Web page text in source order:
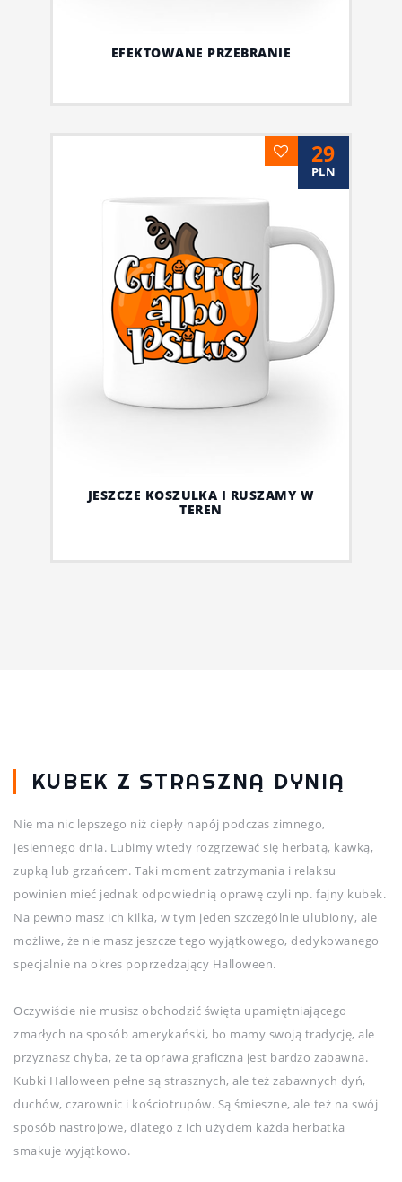
EFEKTOWANE PRZEBRANIE
29
PLN
JESZCZE KOSZULKA I RUSZAMY W
TEREN
KUBEK Z STRASZNĄ DYNIĄ
Nie ma nic lepszego niż ciepły napój podczas zimnego,
jesiennego dnia. Lubimy wtedy rozgrzewać się herbatą, kawką,
zupką lub grzańcem. Taki moment zatrzymania i relaksu
powinien mieć jednak odpowiednią oprawę czyli np. fajny kubek.
Na pewno masz ich kilka, w tym jeden szczególnie ulubiony, ale
możliwe, że nie masz jeszcze tego wyjątkowego, dedykowanego
specjalnie na okres poprzedzający Halloween.
Oczywiście nie musisz obchodzić święta upamiętniającego
zmarłych na sposób amerykański, bo mamy swoją tradycję, ale
przyznasz chyba, że ta oprawa graficzna jest bardzo zabawna.
Kubki Halloween pełne są strasznych, ale też zabawnych dyń,
duchów, czarownic i kościotrupów. Są śmieszne, ale też na swój
sposób nastrojowe, dlatego z ich użyciem każda herbatka
smakuje wyjątkowo.